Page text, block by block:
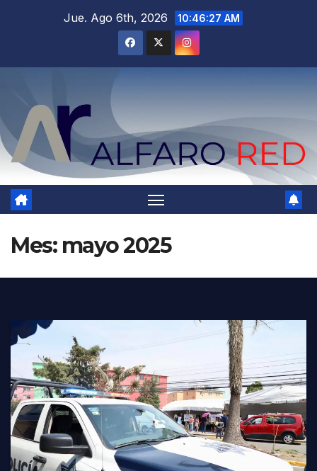
Jue. Ago 6th, 2026 10:46:29 AM
Mes: mayo 2025